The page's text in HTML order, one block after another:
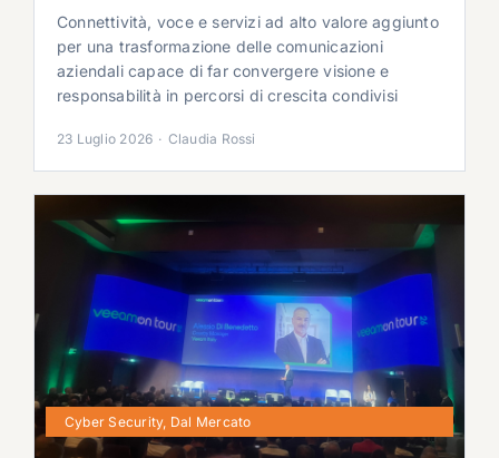
Connettività, voce e servizi ad alto valore aggiunto
per una trasformazione delle comunicazioni
aziendali capace di far convergere visione e
responsabilità in percorsi di crescita condivisi
23 Luglio 2026 · Claudia Rossi
Cyber Security, Dal Mercato